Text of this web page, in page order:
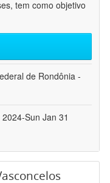
tem como objetivo
de Rondônia -
Sun Jan 31